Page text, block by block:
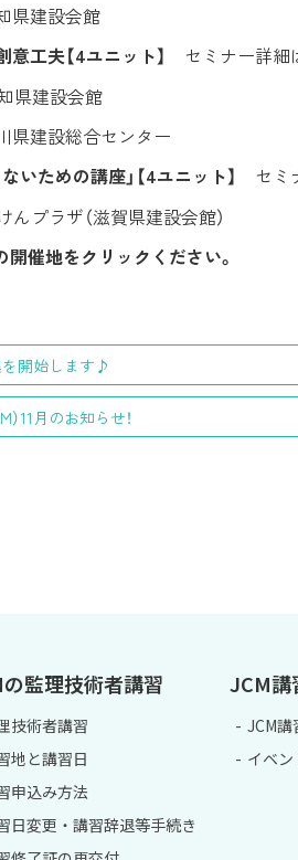
県建設会館
意工夫【4ユニット】 セミナー詳細
県建設会館
県建設総合センター
いための講座」 【4ユニット】 セミ
プラザ（滋賀県建設会館）
開催地をクリックください。
開始します♪
11月のお知らせ！
監理技術者講習
技術者講習
地と講習日
申込み方法
日変更・講習辞退等手続き
JCM講
JCM講
イベ